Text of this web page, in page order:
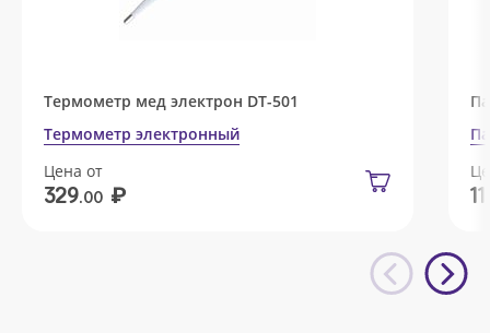
Термометр мед электрон DT-501
Термометр электронный
Цена от
329.00 ₽ 11